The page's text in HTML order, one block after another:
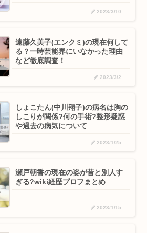
2023/3/10
遠藤久美子(エンクミ)の現在何して
る？一時芸能界にいなかった理由
など徹底調査！
2023/3/2
しょこたん(中川翔子)の病名は胸の
しこりが関係?何の手術?整形疑惑
や過去の病気について
2023/1/25
瀬戸朝香の現在の姿が昔と別人す
ぎる?wiki経歴プロフまとめ
2023/1/15